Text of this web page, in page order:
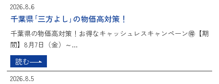
2026.8.6
千葉県｢三方よし｣の物価高対策！
千葉県の物価高対策！お得なキャッシュレスキャンペーン🉐【期
間】8月7日（金）～...
読む
2026.8.5